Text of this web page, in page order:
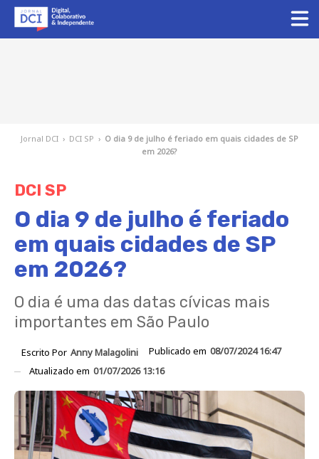
Jornal DCI › DCI SP › O dia 9 de julho é feriado em quais cidades de SP
em 2026?
DCI SP
O dia 9 de julho é feriado
em quais cidades de SP
em 2026?
O dia é uma das datas cívicas mais
importantes em São Paulo
Escrito Por Anny Malagolini Publicado em 08/07/2024 16:47
Atualizado em 01/07/2026 13:16